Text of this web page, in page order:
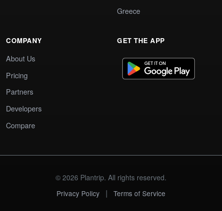
Greece
COMPANY
About Us
Pricing
Partners
Developers
Compare
GET THE APP
© 2026 Plantrip. All rights reserved.
Privacy Policy
| Terms of Service